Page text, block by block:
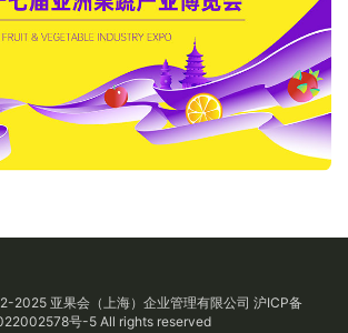
2025 亚果会（上海）企业管理有限公司 沪ICP备
号-5All rights reserved